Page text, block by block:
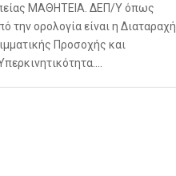
ΜΑΘΗΤΕΙΑ. ΔΕΠ/Υ όπως
την ορολογία είναι η Διαταραχή
Προσοχής και